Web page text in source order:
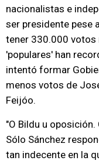
nacionalistas e
ser presidente pese
tener 330.000 votos
'populares' han
intentó formar
menos votos de
Feijóo.
"O Bildu u
Sólo Sánchez
tan indecente en la